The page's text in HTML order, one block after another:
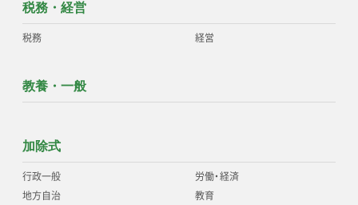
税務・経営
税務 経営
教養・一般
加除式
行政一般
地方自治
労働・経済
教育